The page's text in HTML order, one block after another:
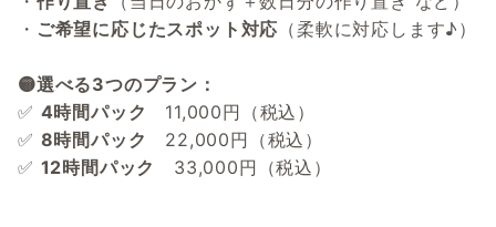
・ ご希望に応じたスポット対応 （柔軟に対応します♪）
🟡選べる3つのプラン：
✅ 4時間パック
11,000円（税込）
✅ 8時間パック
22,000円（税込）
✅ 12時間パック 33,000円（税込）